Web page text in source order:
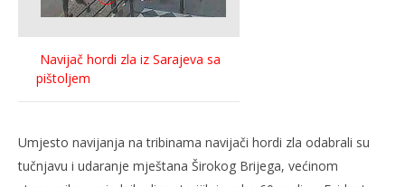
Divljanje hordi zla: policijska snimka
6.
listopada
Navijač hordi zla iz Sarajeva sa
pištoljem
Umjesto navijanja na tribinama navijači hordi zla odabrali su
tučnjavu i udaranje mještana Širokog Brijega, većinom